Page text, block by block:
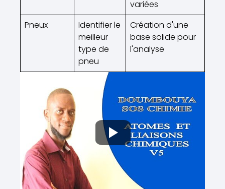
variées
Pneux
Identifier le
meilleur
type de
pneu
Création d'une
base solide pour
l'analyse